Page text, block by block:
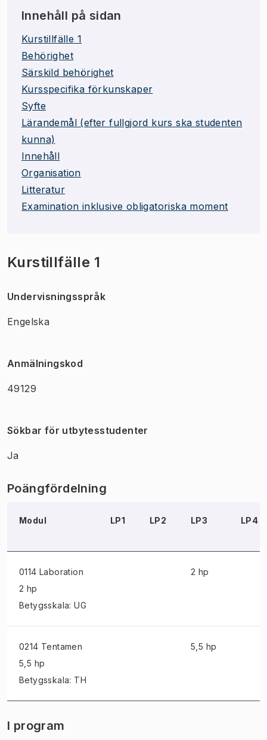
Innehåll på sidan
Kurstillfälle 1
Behörighet
Särskild behörighet
Kursspecifika förkunskaper
Syfte
Lärandemål (efter fullgjord kurs ska studenten
kunna)
Innehåll
Organisation
Litteratur
Examination inklusive obligatoriska moment
Kurstillfälle 1
Undervisningsspråk
Engelska
Anmälningskod
49129
Sökbar för utbytesstudenter
Ja
Poängfördelning
Modul LP1 LP2 LP3 LP4
0114 Laboration
2 hp
Betygsskala: UG
2 hp
0214 Tentamen
5,5 hp
Betygsskala: TH
5,5 hp
I program